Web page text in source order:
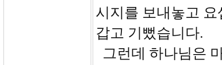
시지를 보내놓고
갑고 기뻤습니다.
그런데 하나님은